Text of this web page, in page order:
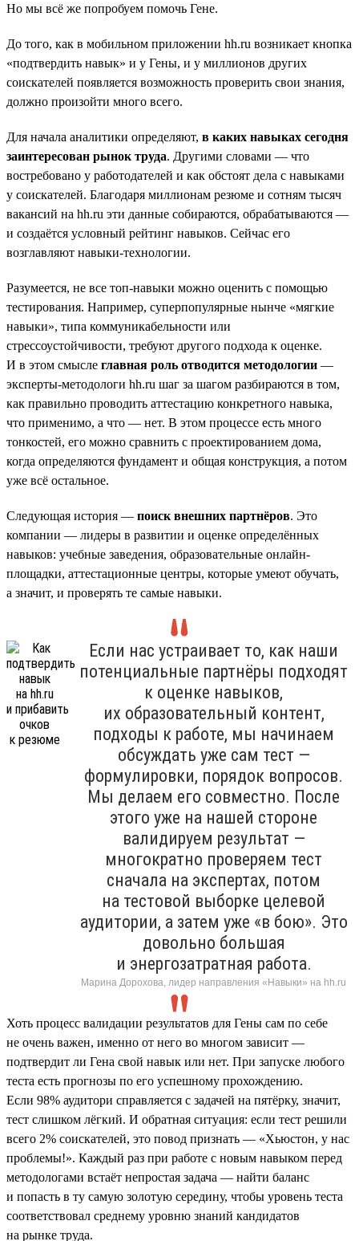
Но мы всё же попробуем помочь Гене.
До того, как в мобильном приложении hh.ru возникает кнопка
«подтвердить навык» и у Гены, и у миллионов других
соискателей появляется возможность проверить свои знания,
должно произойти много всего.
Для начала аналитики определяют, в каких навыках сегодня
заинтересован рынок труда. Другими словами — что
востребовано у работодателей и как обстоят дела с навыками
у соискателей. Благодаря миллионам резюме и сотням тысяч
вакансий на hh.ru эти данные собираются, обрабатываются —
и создаётся условный рейтинг навыков. Сейчас его
возглавляют навыки-технологии.
Разумеется, не все топ-навыки можно оценить с помощью
тестирования. Например, суперпопулярные нынче «мягкие
навыки», типа коммуникабельности или
стрессоустойчивости, требуют другого подхода к оценке.
И в этом смысле главная роль отводится методологии —
эксперты-методологи hh.ru шаг за шагом разбираются в том,
как правильно проводить аттестацию конкретного навыка,
что применимо, а что — нет. В этом процессе есть много
тонкостей, его можно сравнить с проектированием дома,
когда определяются фундамент и общая конструкция, а потом
уже всё остальное.
Следующая история — поиск внешних партнёров. Это
компании — лидеры в развитии и оценке определённых
навыков: учебные заведения, образовательные онлайн-
площадки, аттестационные центры, которые умеют обучать,
а значит, и проверять те самые навыки.
Если нас устраивает то, как наши
потенциальные партнёры подходят
к оценке навыков,
их образовательный контент,
подходы к работе, мы начинаем
обсуждать уже сам тест —
формулировки, порядок вопросов.
Мы делаем его совместно. После
этого уже на нашей стороне
валидируем результат —
многократно проверяем тест
сначала на экспертах, потом
на тестовой выборке целевой
аудитории, а затем уже «в бою». Это
довольно большая
и энергозатратная работа.
Марина Дорохова, лидер направления «Навыки» на hh.ru
Хоть процесс валидации результатов для Гены сам по себе
не очень важен, именно от него во многом зависит —
подтвердит ли Гена свой навык или нет. При запуске любого
теста есть прогнозы по его успешному прохождению.
Если 98% аудитори справляется с задачей на пятёрку, значит,
тест слишком лёгкий. И обратная ситуация: если тест решили
всего 2% соискателей, это повод признать — «Хьюстон, у нас
проблемы!». Каждый раз при работе с новым навыком перед
методологами встаёт непростая задача — найти баланс
и попасть в ту самую золотую середину, чтобы уровень теста
соответствовал среднему уровню знаний кандидатов
на рынке труда.